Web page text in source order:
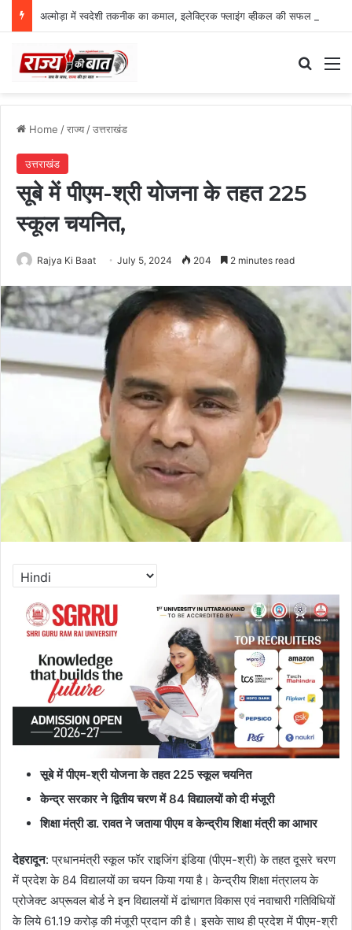
Home /राज्य/उत्तराखंड
उत्तराखंड
सूबे में पीएम-श्री योजना के तहत 225
स्कूल चयनित,
Rajya Ki Baat July 5, 2024 204 2 minutes read
सूबे में पीएम-श्री योजना के तहत 225 स्कूल चयनित
केन्द्र सरकार ने द्वितीय चरण में 84 विद्यालयों को दी मंजूरी
शिक्षा मंत्री डा. रावत ने जताया पीएम व केन्द्रीय शिक्षा मंत्री का आभार
देहरादून: प्रधानमंत्री स्कूल फॉर राइजिंग इंडिया (पीएम-श्री) के तहत दूसरे चरण
में प्रदेश के 84 विद्यालयों का चयन किया गया है। केन्द्रीय शिक्षा मंत्रालय के
प्रोजेक्ट अप्रूवल बोर्ड ने इन विद्यालयों में ढांचागत विकास एवं नवाचारी गतिविधियों
के लिये 61.19 करोड़ की मंजूरी प्रदान की है। इसके साथ ही प्रदेश में पीएम-श्री